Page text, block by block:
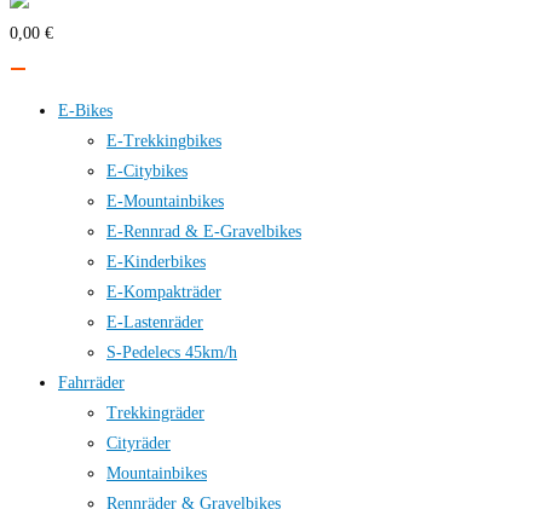
0,00 €
E-Bikes
E-Trekkingbikes
E-Citybikes
E-Mountainbikes
E-Rennrad & E-Gravelbikes
E-Kinderbikes
E-Kompakträder
E-Lastenräder
S-Pedelecs 45km/h
Fahrräder
Trekkingräder
Cityräder
Mountainbikes
Rennräder & Gravelbikes